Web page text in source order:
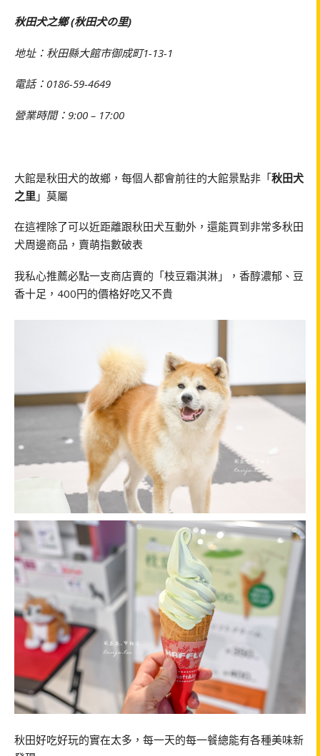
秋田犬之鄉 (秋田犬の里)
地址：秋田縣大館市御成町1-13-1
電話：0186-59-4649
營業時間：9:00 – 17:00
大館是秋田犬的故鄉，每個人都會前往的大館景點非「秋田犬
之里 」莫屬
在這裡除了可以近距離跟秋田犬互動外，還能買到非常多秋田
犬周邊商品，賣萌指數破表
我私心推薦必點一支商店賣的「枝豆霜淇淋」，香醇濃郁、豆
香十足，400円的價格好吃又不貴
秋田好吃好玩的實在太多，每一天的每一餐總能有各種美味新